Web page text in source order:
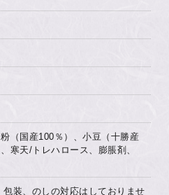
（国産100％）、小豆（十勝産
寒天/トレハロース、膨脹剤、
装、のしの対応はしておりませ